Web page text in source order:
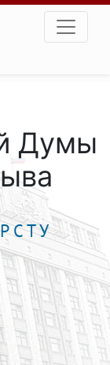
Думы
Р СТУ